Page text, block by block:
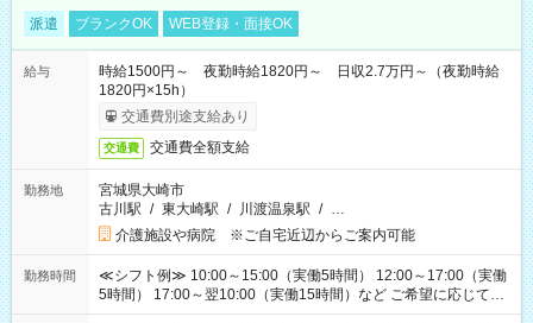
派遣 ブランクOK WEB登録・面接OK
給与
時給1500円～ 夜勤時給1820円～ 日収2.7万円～（夜勤時給
1820円×15h）
交通費別途支給あり
交通費 交通費全額支給
勤務地
宮城県大崎市
古川駅 / 東大崎駅 / 川渡温泉駅 / …
介護施設や病院 ※ご自宅近辺からご案内可能
勤務時間
≪シフト例≫ 10:00～15:00（実働5時間） 12:00～17:00（実働
5時間） 17:00～翌10:00（実働15時間）など ご希望に応じて、
働く時間は調整できます！ お気軽に担当へ相談ください！